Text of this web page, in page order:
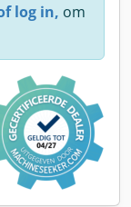
log in, om